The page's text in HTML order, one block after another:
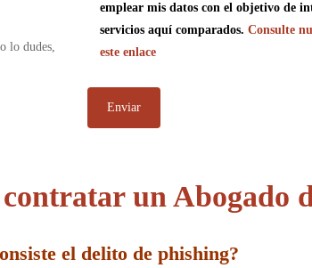
lo dudes,
emplear mis datos con el objetivo de
servicios aquí comparados. Consulte
este enlace
un Abogado
el delito de phishing?